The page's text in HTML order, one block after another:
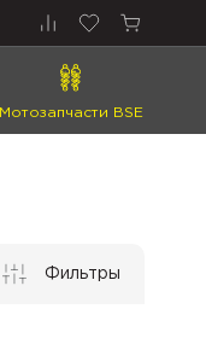
Мотозапчасти BSE
Фильтры